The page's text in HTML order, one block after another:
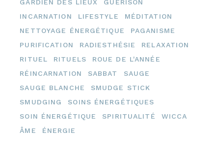
GARDIEN DES LIEUX
GUÉRISON
INCARNATION
LIFESTYLE
MÉDITATION
NETTOYAGE ÉNERGÉTIQUE
PAGANISME
PURIFICATION
RADIESTHÉSIE
RELAXATION
RITUEL
RITUELS
ROUE DE L'ANNÉE
RÉINCARNATION
SABBAT
SAUGE
SAUGE BLANCHE
SMUDGE STICK
SMUDGING
SOINS ÉNERGÉTIQUES
SOIN ÉNERGÉTIQUE
SPIRITUALITÉ
WICCA
ÂME
ÉNERGIE